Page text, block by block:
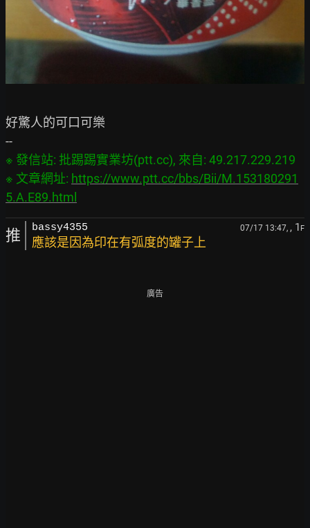
好驚人的可口可樂
※ 發信站: 批踢踢實業坊(ptt.cc), 來自: 49.217.229.219
※ 文章網址: https://www.ptt.cc/bbs/Bii/M.153180291
5.A.E89.html
推 bassy4355 07/17 13:47, , 1 F
應該是因為印在有弧度的罐子上
廣告